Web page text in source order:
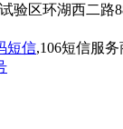
验区环湖西二路
短信,106短信服务